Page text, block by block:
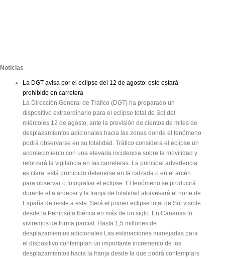
Noticias
La DGT avisa por el eclipse del 12 de agosto: esto estará
prohibido en carretera
La Dirección General de Tráfico (DGT) ha preparado un
dispositivo extraordinario para el eclipse total de Sol del
miércoles 12 de agosto, ante la previsión de cientos de miles de
desplazamientos adicionales hacia las zonas donde el fenómeno
podrá observarse en su totalidad. Tráfico considera el eclipse un
acontecimiento con una elevada incidencia sobre la movilidad y
reforzará la vigilancia en las carreteras. La principal advertencia
es clara: está prohibido detenerse en la calzada o en el arcén
para observar o fotografiar el eclipse. El fenómeno se producirá
durante el atardecer y la franja de totalidad atravesará el norte de
España de oeste a este. Será el primer eclipse total de Sol visible
desde la Península Ibérica en más de un siglo. En Canarias lo
viviremos de forma parcial. Hasta 1,5 millones de
desplazamientos adicionales Las estimaciones manejadas para
el dispositivo contemplan un importante incremento de los
desplazamientos hacia la franja desde la que podrá contemplars